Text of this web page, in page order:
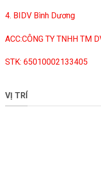
4. BIDV Bình Dương
ACC:CÔNG TY TNHH TM
STK: 65010002133405
VỊ TRÍ